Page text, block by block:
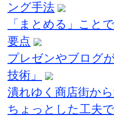
ング手法
「まとめる」こと
要点
プレゼンやブログ
技術」
潰れゆく商店街か
ちょっとした工夫